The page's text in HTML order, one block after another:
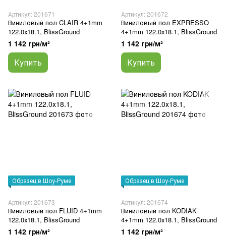
Артикул: 201671
Виниловый пол CLAIR 4+1mm
122.0х18.1, BlissGround
1 142 грн/м²
Купить
Артикул: 201672
Виниловый пол EXPRESSO
4+1mm 122.0х18.1, BlissGround
1 142 грн/м²
Купить
Образец в Шоу-Руме
Артикул: 201673
Виниловый пол FLUID 4+1mm
122.0х18.1, BlissGround
1 142 грн/м²
Образец в Шоу-Руме
Артикул: 201674
Виниловый пол KODIAK
4+1mm 122.0х18.1, BlissGround
1 142 грн/м²